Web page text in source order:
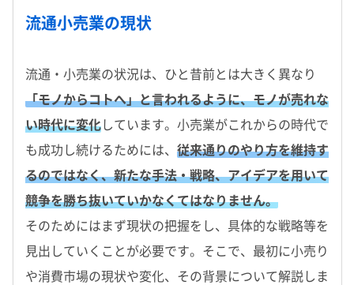
流通小売業の現状
流通・小売業の状況は、ひと昔前とは大きく異なり
「モノからコトへ」と言われるように、モノが売れな
い時代に変化しています。小売業がこれからの時代で
も成功し続けるためには、 従来通りのやり方を維持す
るのではなく、新たな手法・戦略、アイデアを用いて
競争を勝ち抜いていかなくてはなりません。
そのためにはまず現状の把握をし、具体的な戦略等を
見出していくことが必要です。そこで、最初に小売り
や消費市場の現状や変化、その背景について解説しま